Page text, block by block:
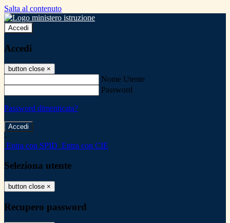
Salta al contenuto
Accedi
Accedi
button close ×
Nome Utente
Password
Password dimenticata?
-
Entra con SPID Entra con CIE
Seleziona utente
button close ×
Recupero password